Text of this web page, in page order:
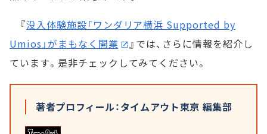
『没入体験施設「ワンダリア横浜 Supported by
Umios」がまもなく開業
』では、さらに情報を紹介し
ています。是非チェックしてみてください。
著者プロフィール：タイムアウト東京 編集部